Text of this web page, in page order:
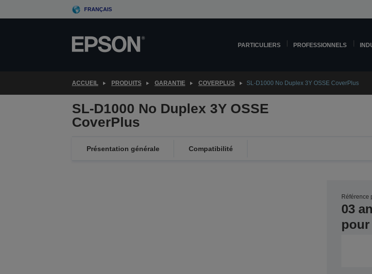
to
FRANÇAIS
PARTICULIERS PROFESSIONNELS
ACCUEIL PRODUITS GARANTIE COVERPLUS SL-D1000 No Duplex 3Y OSSE CoverPlus
SL-D1000 No Duplex 3Y OSSE
CoverPlus
Présentation générale Compatibilité
Référence
03
pour